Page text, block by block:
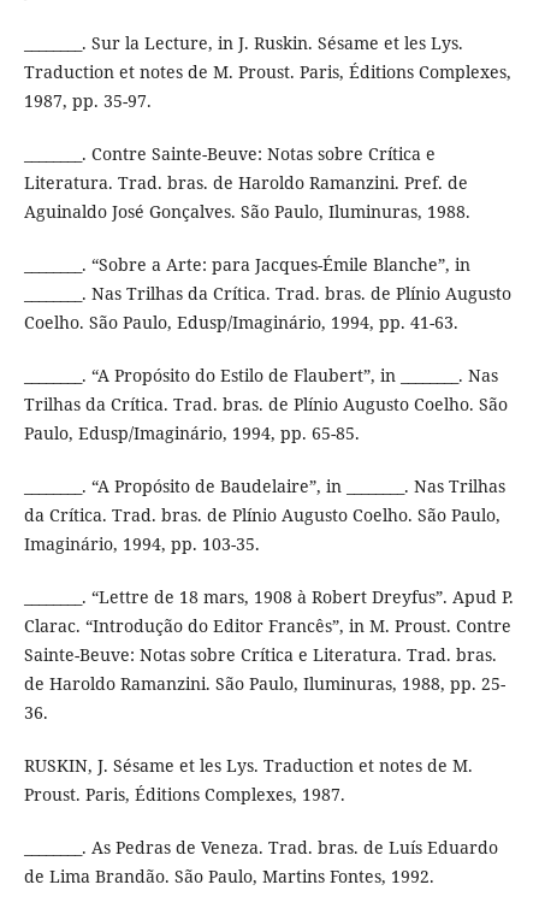
________. Sur la Lecture, in J. Ruskin. Sésame et les Lys.
Traduction et notes de M. Proust. Paris, Éditions Complexes,
1987, pp. 35-97.
________. Contre Sainte-Beuve: Notas sobre Crítica e
Literatura. Trad. bras. de Haroldo Ramanzini. Pref. de
Aguinaldo José Gonçalves. São Paulo, Iluminuras, 1988.
________. “Sobre a Arte: para Jacques-Émile Blanche”, in
________. Nas Trilhas da Crítica. Trad. bras. de Plínio Augusto
Coelho. São Paulo, Edusp/Imaginário, 1994, pp. 41-63.
________. “A Propósito do Estilo de Flaubert”, in ________. Nas
Trilhas da Crítica. Trad. bras. de Plínio Augusto Coelho. São
Paulo, Edusp/Imaginário, 1994, pp. 65-85.
________. “A Propósito de Baudelaire”, in ________. Nas Trilhas
da Crítica. Trad. bras. de Plínio Augusto Coelho. São Paulo,
Imaginário, 1994, pp. 103-35.
________. “Lettre de 18 mars, 1908 à Robert Dreyfus”. Apud P.
Clarac. “Introdução do Editor Francês”, in M. Proust. Contre
Sainte-Beuve: Notas sobre Crítica e Literatura. Trad. bras.
de Haroldo Ramanzini. São Paulo, Iluminuras, 1988, pp. 25-
36.
RUSKIN, J. Sésame et les Lys. Traduction et notes de M.
Proust. Paris, Éditions Complexes, 1987.
________. As Pedras de Veneza. Trad. bras. de Luís Eduardo
de Lima Brandão. São Paulo, Martins Fontes, 1992.